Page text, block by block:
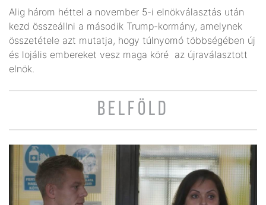
Alig három héttel a november 5-i elnökválasztás után
kezd összeállni a második Trump-kormány, amelynek
összetétele azt mutatja, hogy túlnyomó többségében új
és lojális embereket vesz maga köré az újraválasztott
elnök.
BELFÖLD